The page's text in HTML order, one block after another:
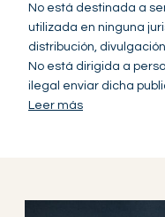
No está destinada a
utilizada en ninguna
distribución,
No está dirigida a
ilegal enviar dicha
Leer más